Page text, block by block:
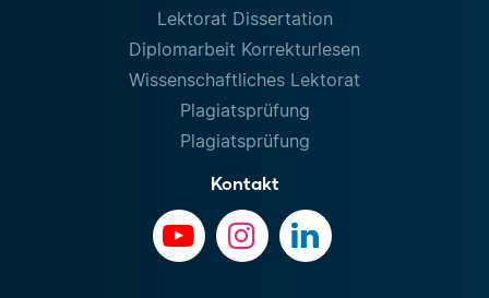
Lektorat Dissertation
Diplomarbeit Korrekturlesen
Wissenschaftliches Lektorat
Plagiatsprüfung
Plagiatsprüfung
Kontakt